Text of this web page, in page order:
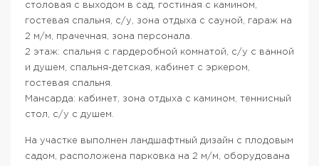
столовая с выходом в сад, гостиная с камином,
гостевая спальня, с/у, зона отдыха с сауной, гараж на
2 м/м, прачечная, зона персонала.
2 этаж: спальня с гардеробной комнатой, с/у с ванной
и душем, спальня-детская, кабинет с эркером,
гостевая спальня.
Мансарда: кабинет, зона отдыха с камином, теннисный
стол, с/у с душем.
На участке выполнен ландшафтный дизайн с плодовым
садом, расположена парковка на 2 м/м, оборудована